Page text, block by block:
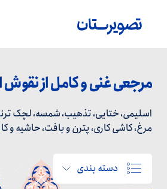
مرجعی غنی و کامل از نقوش
اسلیمی، ختایی، تذهیب، شمسه، لچک
مرغ، کاشی کاری، پترن و بافت، حاشیه و
دسته بندی